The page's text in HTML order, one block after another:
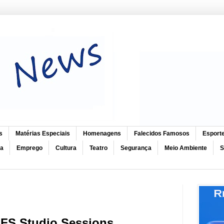
Matérias Especiais Homenagens Falecidos Famosos
Emprego Cultura Teatro Segurança Meio Ambiente